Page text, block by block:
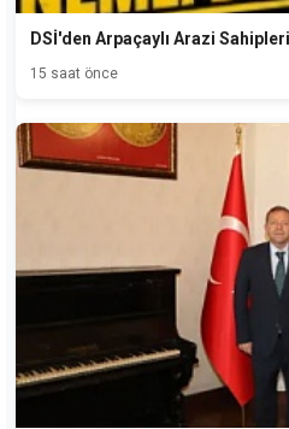
DSİ'den Arpaçaylı Arazi
15 saat önce